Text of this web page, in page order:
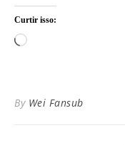
Curtir isso:
Carregando...
By Wei Fansub